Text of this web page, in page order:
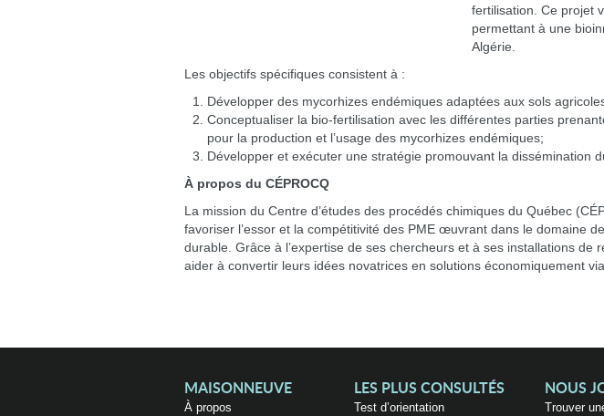
fertilisation. Ce projet
permettant à une
Algérie.
Les objectifs spécifiques consistent à :
Développer des mycorhizes endémiques adaptées aux sols
Conceptualiser la bio-fertilisation avec les différentes parties
pour la production et l’usage des mycorhizes endémiques;
Développer et exécuter une stratégie promouvant la dissémination
À propos du CÉPROCQ
La mission du Centre d’études des procédés chimiques du Québec
favoriser l’essor et la compétitivité des PME œuvrant dans le domaine
durable. Grâce à l’expertise de ses chercheurs et à ses installations
aider à convertir leurs idées novatrices en solutions économiquement
MAISONNEUVE
À propos
LES PLUS CONSULTÉS
Test d’orientation
NOUS
Trouver